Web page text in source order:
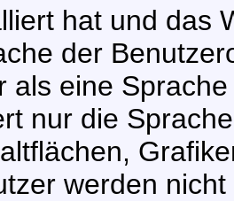
hat und das
der
als eine
nur die
werden